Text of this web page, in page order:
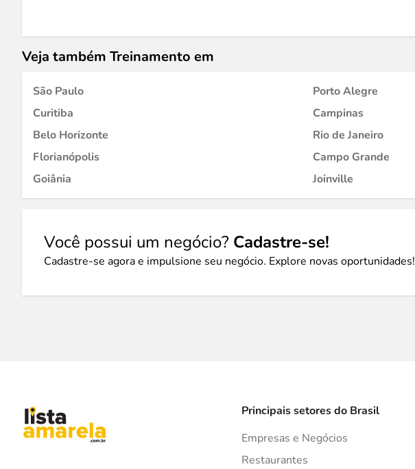
Veja também Treinamento em
São Paulo
Porto Alegre
Curitiba
Campinas
Belo Horizonte
Rio de Janeiro
Florianópolis
Campo Grande
Goiânia
Joinville
Você possui um negócio? Cadastre-se!
Cadastre-se agora e impulsione seu negócio. Explore novas oportunidades!
Principais setores do Brasil
Empresas e Negócios
Restaurantes